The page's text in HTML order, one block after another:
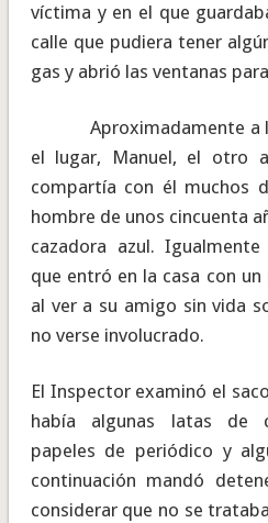
víctima y en el que
calle que pudiera tener
gas y abrió las ventanas
Aproximadamente a la
el lugar, Manuel, el otro
compartía con él muchos
hombre de unos cincuenta
cazadora azul.
que entró en la casa con
al ver a su amigo sin vida
no verse involucrado.
El Inspector examinó el
había algunas latas de
papeles de periódico y
continuación mandó
considerar que no se